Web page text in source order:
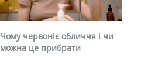
Чому червоніє обличчя і чи
можна це прибрати